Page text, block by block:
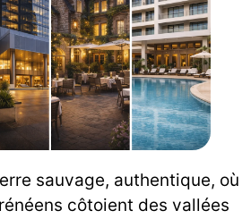
sauvage, authentique, où
côtoient des vallées